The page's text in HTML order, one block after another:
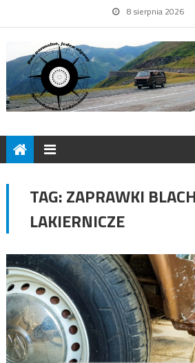
8 sierpnia 2026
TAG:ZAPRAWKI
LAKIERNICZE